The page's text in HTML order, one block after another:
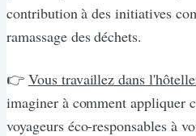
contribution à des initiatives
ramassage des déchets.
👉 Vous travaillez dans
imaginer à comment appliquer
voyageurs éco-responsables à